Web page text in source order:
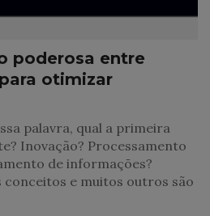
poderosa entre
otimizar
palavra, qual a primeira
Inovação? Processamento
de informações?
conceitos e muitos outros são